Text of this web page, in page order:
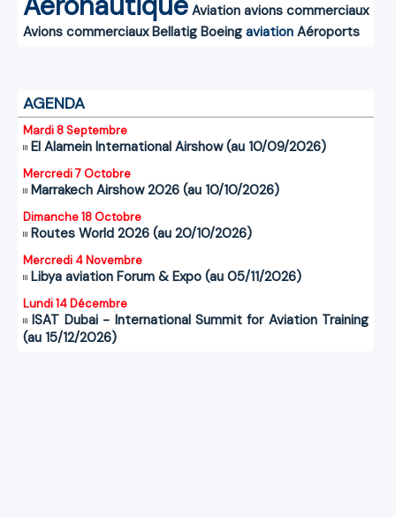
Aviation avions commerciaux
Avions commerciaux Bellatig Boeing aviation Aéroports
AGENDA
Mardi 8 Septembre
El Alamein International Airshow (au 10/09/2026)
Mercredi 7 Octobre
Marrakech Airshow 2026 (au 10/10/2026)
Dimanche 18 Octobre
Routes World 2026 (au 20/10/2026)
Mercredi 4 Novembre
Libya aviation Forum & Expo (au 05/11/2026)
Lundi 14 Décembre
ISAT Dubai - International Summit for Aviation Training
(au 15/12/2026)